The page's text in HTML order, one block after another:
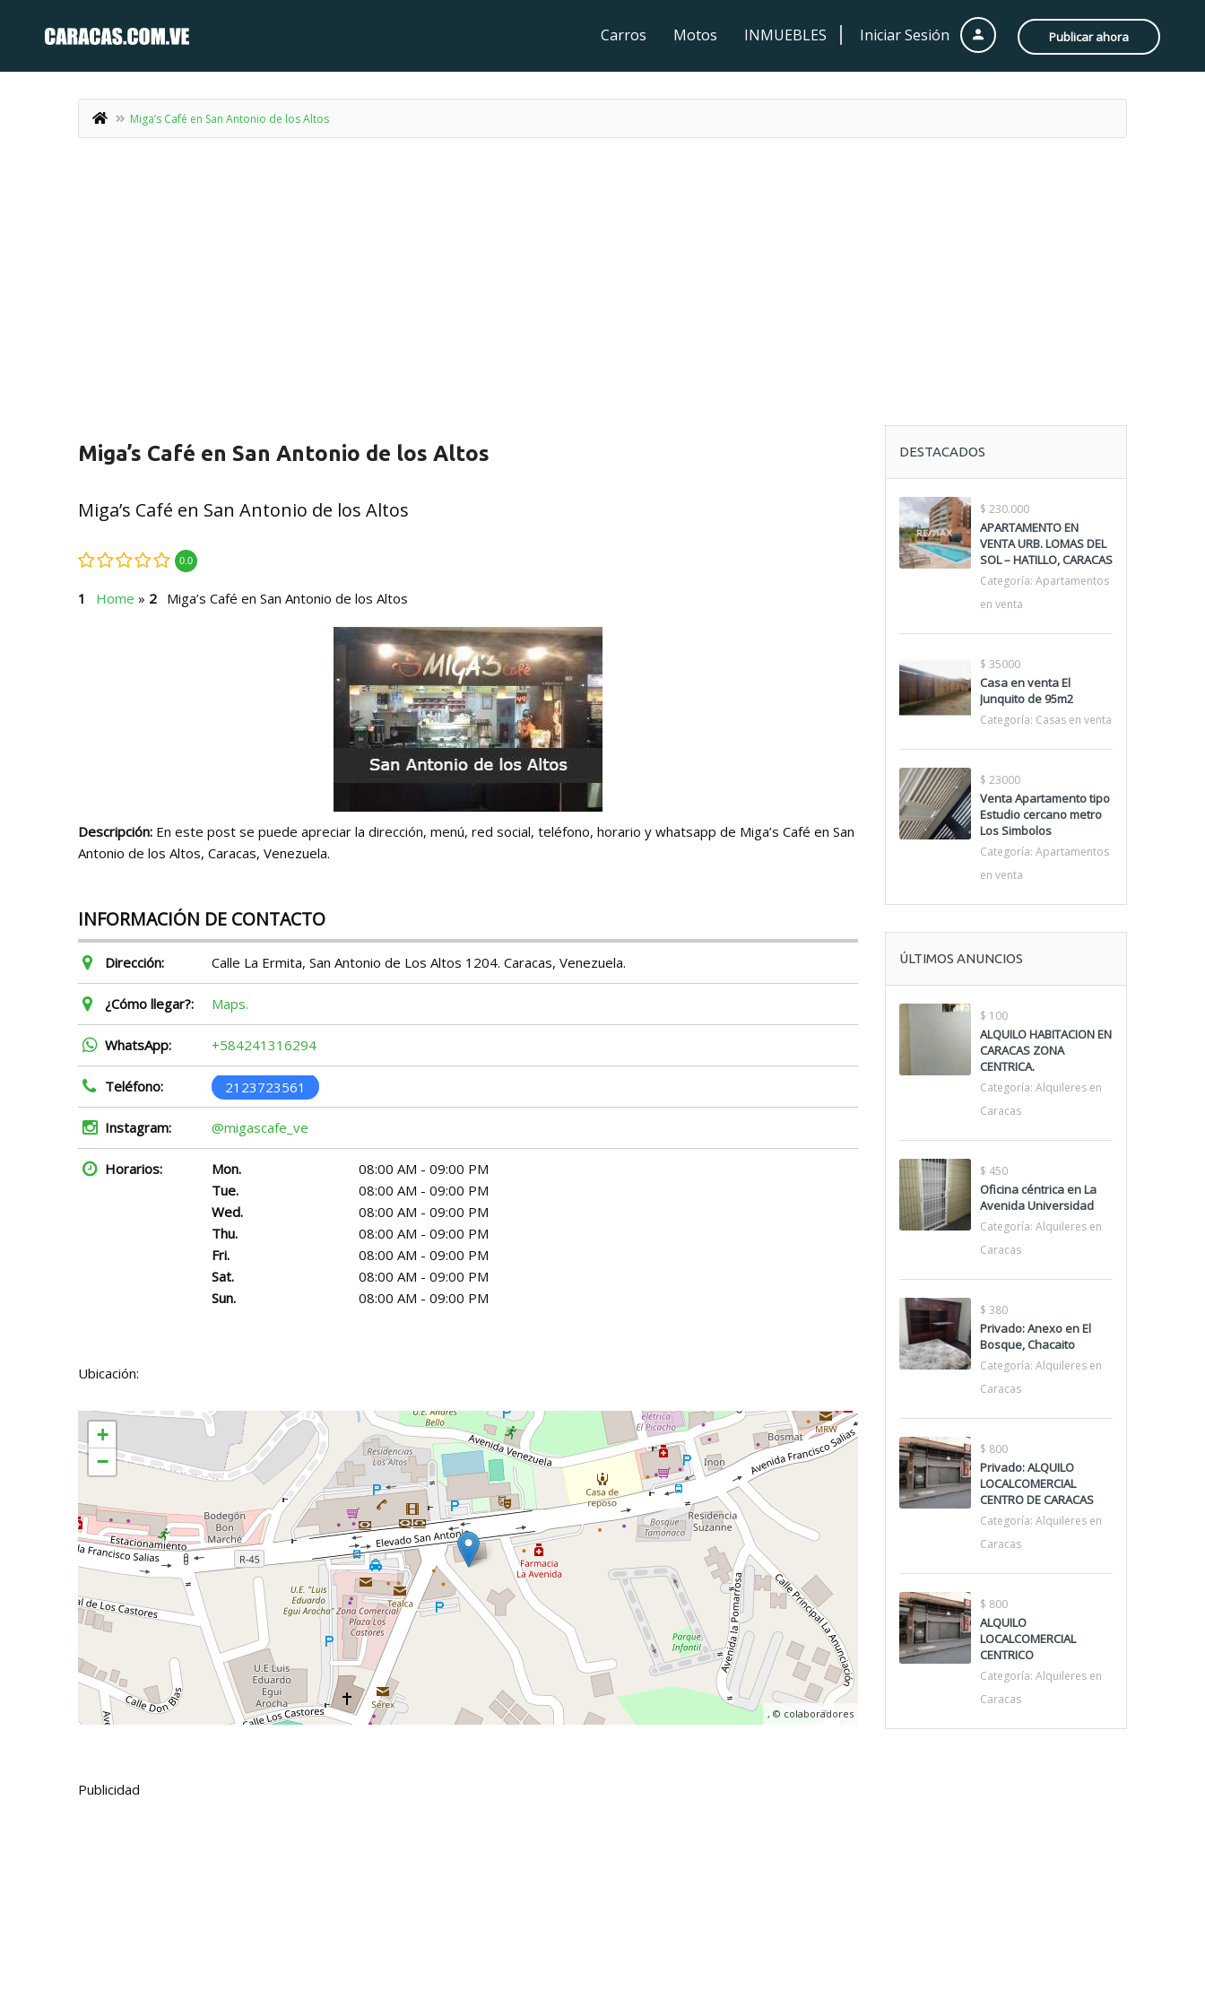
Iniciar Sesión Publicar ahora
Carros Motos INMUEBLES
Miga’s Café en San Antonio de los Altos
Miga’s Café en San Antonio de los Altos
Miga’s Café en San Antonio de los Altos
0.0
Home » Miga’s Café en San Antonio de los Altos
Descripción: En este post se puede apreciar la dirección, menú, red social, teléfono, horario y whatsapp de Miga’s Café en San
Antonio de los Altos, Caracas, Venezuela.
INFORMACIÓN DE CONTACTO
Dirección: Calle La Ermita, San Antonio de Los Altos 1204. Caracas, Venezuela.
¿Cómo llegar?: Maps.
WhatsApp: +584241316294
Teléfono: 2123723561
Instagram: @migascafe_ve
Horarios: Mon.
08:00 AM - 09:00 PM
Tue.
08:00 AM - 09:00 PM
Wed.
08:00 AM - 09:00 PM
Thu.
08:00 AM - 09:00 PM
Fri.
08:00 AM - 09:00 PM
Sat.
08:00 AM - 09:00 PM
Sun.
08:00 AM - 09:00 PM
Ubicación:
+
−
, © colaboradores
Publicidad
DESTACADOS
$ 230.000
APARTAMENTO EN
VENTA URB. LOMAS DEL
SOL – HATILLO, CARACAS
Categoría: Apartamentos
en venta
$ 35000
Casa en venta El
Junquito de 95m2
Categoría: Casas en venta
$ 23000
Venta Apartamento tipo
Estudio cercano metro
Los Simbolos
Categoría: Apartamentos
en venta
ÚLTIMOS ANUNCIOS
$ 100
ALQUILO HABITACION EN
CARACAS ZONA
CENTRICA.
Categoría: Alquileres en
Caracas
$ 450
Oficina céntrica en La
Avenida Universidad
Categoría: Alquileres en
Caracas
$ 380
Privado: Anexo en El
Bosque, Chacaito
Categoría: Alquileres en
Caracas
$ 800
Privado: ALQUILO
LOCALCOMERCIAL
CENTRO DE CARACAS
Categoría: Alquileres en
Caracas
$ 800
ALQUILO
LOCALCOMERCIAL
CENTRICO
Categoría: Alquileres en
Caracas